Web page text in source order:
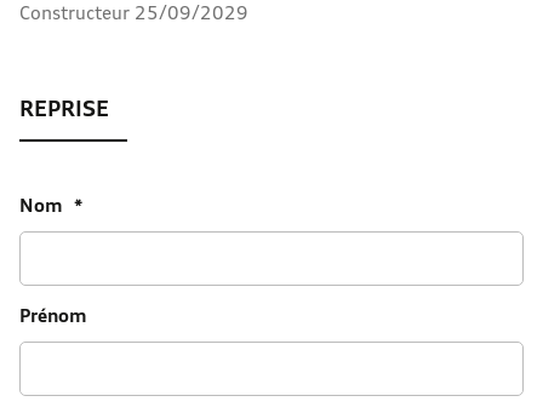
Constructeur 25/09/2029
Nom *
Prénom